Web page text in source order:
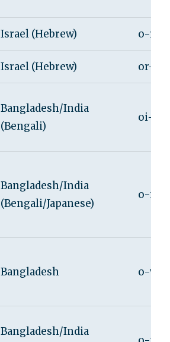
Israel (Hebrew) o-rit
Israel (Hebrew) or-li
Bangladesh/India
(Bengali)
oi-
Bangladesh/India
(Bengali/Japanese)
o-i-
Bangladesh o-vee
Bangladesh/India